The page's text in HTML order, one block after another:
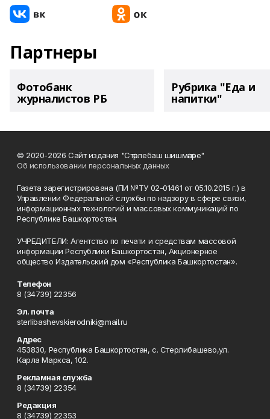
Партнеры
Фотобанк
журналистов РБ
Рубрика "Еда и
напитки"
© 2020-2026 Сайт издания "Стәрлебаш шишмәләре"
Об использовании персональных данных
Газета зарегистрирована (ПИ №ТУ 02-01461 от 05.10.2015 г.) в
Управлении Федеральной службы по надзору в сфере связи,
информационных технологий и массовых коммуникаций по
Республике Башкортостан.
УЧРЕДИТЕЛИ: Агентство по печати и средствам массовой
информации Республики Башкортостан, Акционерное
общество Издательский дом «Республика Башкортостан».
Телефон
8 (34739) 22356
Эл. почта
sterlibashevskierodniki@mail.ru
Адрес
453830, Республика Башкортостан, c. Стерлибашево,ул.
Карла Маркса, 102.
Рекламная служба
8 (34739) 22354
Редакция
8 (34739) 22353